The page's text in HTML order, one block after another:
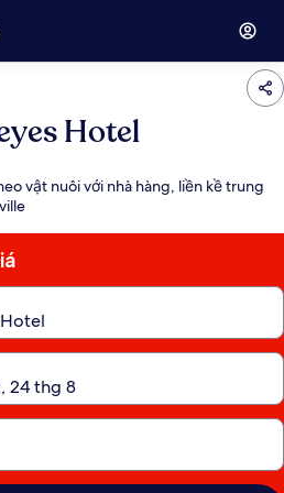
Hotel
vật nuôi với nhà hàng, liền kề trung